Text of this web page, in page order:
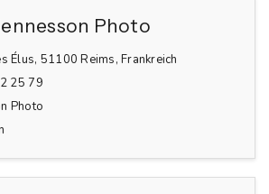
Photo
Élus, 51100 Reims, Frankreich
25 79
Photo